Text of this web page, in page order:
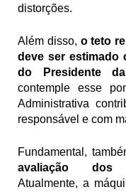
distorções.
Além disso, o teto
deve ser estimado
do Presidente
contemple esse
Administrativa
responsável e com
Fundamental,
avaliação dos
Atualmente, a